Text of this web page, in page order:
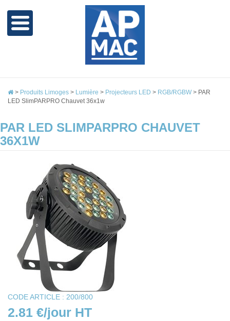
> Produits Limoges > Lumière > Projecteurs LED > RGB/RGBW > PAR
LED SlimPARPRO Chauvet 36x1w
PAR LED SLIMPARPRO CHAUVET
36X1W
CODE ARTICLE : 200/800
2.81 €/jour HT